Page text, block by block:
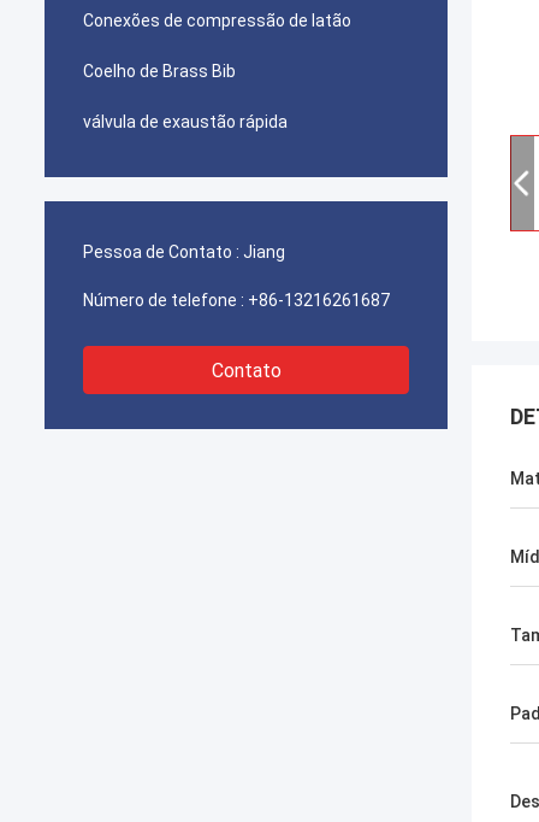
Conexões de compressão de latão
Coelho de Brass Bib
válvula de exaustão rápida
Pessoa de Contato : Jiang
Número de telefone : +86-13216261687
Contato